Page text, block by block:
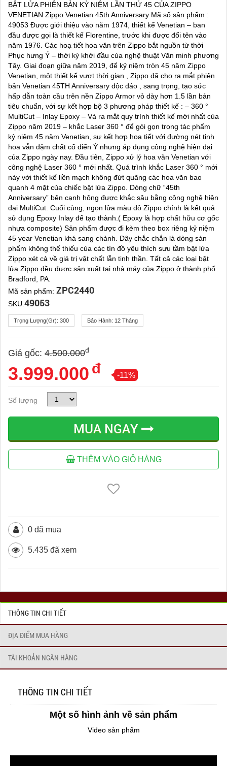
BẬT LỬA PHIÊN BẢN KỶ NIỆM LẦN THỨ 45 CỦA ZIPPO
VENETIAN Zippo Venetian 45th Anniversary Mã số sản phẩm :
49053 Được giới thiệu vào năm 1974, thiết kế Venetian – ban
đầu được gọi là thiết kế Florentine, trước khi được đổi tên vào
năm 1976. Các hoạ tiết hoa văn trên Zippo bắt nguồn từ thời
Phục hưng Ý – thời kỳ khởi đầu của nghệ thuật Văn minh phương
Tây. Giai đoạn giữa năm 2019, để kỷ niệm tròn 45 năm Zippo
Venetian, một thiết kế vượt thời gian , Zippo đã cho ra mắt phiên
bản Venetian 45TH Anniversary độc đáo , sang trọng, tạo sức
hấp dẫn toàn cầu trên nền Zippo Armor vỏ dày hơn 1.5 lần bản
tiêu chuẩn, với sự kết hợp bộ 3 phương pháp thiết kế : – 360 °
MultiCut – Inlay Epoxy – Và ra mắt quy trình thiết kế mới nhất của
Zippo năm 2019 – khắc Laser 360 ° để gói gọn trong tác phẩm
kỷ niệm 45 năm Venetian, sự kết hợp hoạ tiết với đường nét tinh
hoa vẫn đậm chất cổ điển Ý nhưng áp dụng công nghệ hiện đại
của Zippo ngày nay. Đầu tiên, Zippo xử lý hoa văn Venetian với
công nghệ Laser 360 ° mới nhất. Quá trình khắc Laser 360 ° mới
này với thiết kế liền mạch không đứt quãng các hoa văn bao
quanh 4 mặt của chiếc bật lửa Zippo. Dòng chữ “45th
Anniversary” bên cạnh hông được khắc sâu bằng công nghệ hiện
đại MultiCut. Cuối cùng, ngọn lửa màu đỏ Zippo chính là kết quả
sử dụng Epoxy Inlay để tạo thành.( Epoxy là hợp chất hữu cơ gốc
nhựa composite) Sản phẩm được đi kèm theo box riêng kỷ niệm
45 year Venetian khá sang chảnh. Đây chắc chắn là dòng sản
phẩm không thể thiếu của các tín đồ yêu thích sưu tầm bật lửa
Zippo xét cả về giá trị vật chất lẫn tinh thần. Tất cả các loại bật
lửa Zippo đều được sản xuất tại nhà máy của Zippo ở thành phố
Bradford, PA.
Mã sản phẩm: ZPC2440
SKU:49053
Trọng Lượng(gr): 300 Bảo Hành: 12 Tháng
Giá gốc: 4.500.000đ
3.999.000 đ -11%
Số lượng
MUA NGAY
THÊM VÀO GIỎ HÀNG
0 đã mua
5.435 đã xem
THÔNG TIN CHI TIẾT
ĐỊA ĐIỂM MUA HÀNG
TÀI KHOẢN NGÂN HÀNG
THÔNG TIN CHI TIẾT
Một số hình ảnh về sản phẩm
Video sản phẩm